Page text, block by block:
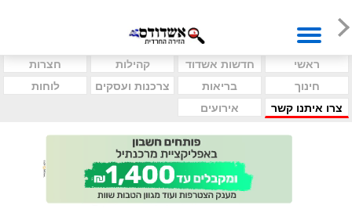
ראשי חדשות אשדוד קהילות
חצרות
חינוך
בריאות צרכנות ועסקים
לוחות
צרו איתנו קשר
אירועים